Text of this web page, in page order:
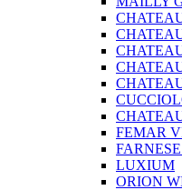
FEMAR
LUXIUM
ORION